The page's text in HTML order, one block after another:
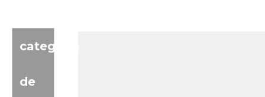
categoria
de